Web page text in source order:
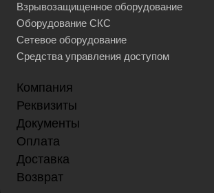
Взрывозащищенное оборудование
Оборудование СКС
Сетевое оборудование
Средства управления доступом
Компания
Реквизиты
Документы
Оплата
Доставка
Возврат